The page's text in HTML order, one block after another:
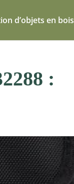
d’objets en bois
: